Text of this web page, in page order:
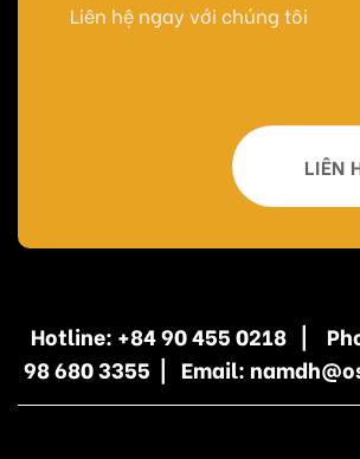
Liên hệ ngay với chúng tôi
LIÊN
Hotline: +84 90 455 0218 |
98 680 3355 | Email: